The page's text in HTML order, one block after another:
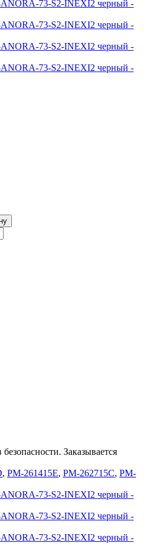
Заказывается
, PM-261415E, PM-262715C, PM-